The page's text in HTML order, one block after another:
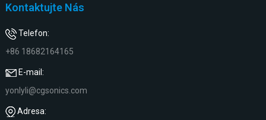
Kontaktujte Nás
Telefon:
+86 18682164165
E-mail:
yonlyli@cgsonics.com
Adresa: